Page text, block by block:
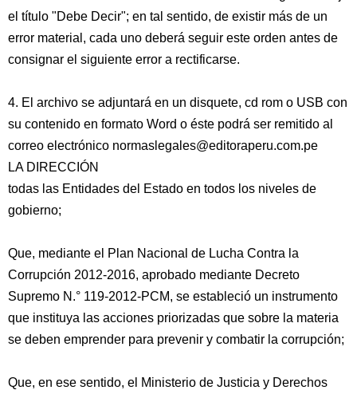
el título "Debe Decir"; en tal sentido, de existir más de un
error material, cada uno deberá seguir este orden antes de
consignar el siguiente error a rectificarse.
4. El archivo se adjuntará en un disquete, cd rom o USB con
su contenido en formato Word o éste podrá ser remitido al
correo electrónico normaslegales@editoraperu.com.pe
LA DIRECCIÓN
todas las Entidades del Estado en todos los niveles de
gobierno;
Que, mediante el Plan Nacional de Lucha Contra la
Corrupción 2012-2016, aprobado mediante Decreto
Supremo N.° 119-2012-PCM, se estableció un instrumento
que instituya las acciones priorizadas que sobre la materia
se deben emprender para prevenir y combatir la corrupción;
Que, en ese sentido, el Ministerio de Justicia y Derechos